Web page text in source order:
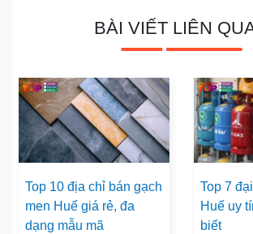
BÀI VIẾT LIÊN
Top 10 địa chỉ bán gạch
men Huế giá rẻ, đa
dạng mẫu mã
Top 7
Huế uy
biết